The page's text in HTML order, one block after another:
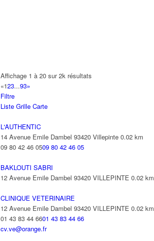
ABBAOUI TOUFIK
10 Allée Georges Gershwin 93420 VILLEPINTE
ABBES SARAH
Affichage 1 à 20 sur 2k résultats
«123...93»
Filtre
Liste Grille Carte
L'AUTHENTIC
14 Avenue Emile Dambel 93420 Villepinte 0.02 km
09 80 42 46 0509 80 42 46 05
BAKLOUTI SABRI
12 Avenue Emile Dambel 93420 VILLEPINTE 0.02 km
CLINIQUE VETERINAIRE
12 Avenue Emile Dambel 93420 VILLEPINTE 0.02 km
01 43 83 44 6601 43 83 44 66
cv.ve@orange.fr